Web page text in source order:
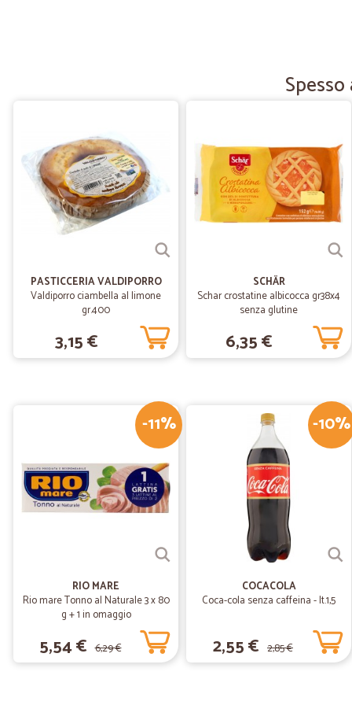
PASTICCERIA VALDIPORRO
Valdiporro ciambella al limone
gr.400
3,15 €
SCHÄR
Schar crostatine albicocca gr38x4
senza glutine
6,35 €
-11%
RIO MARE
Rio mare Tonno al Naturale 3 x 80
g + 1 in omaggio
5,54 € 6,29 €
-10%
COCACOLA
Coca-cola senza caffeina - lt.1,5
2,55 € 2,85 €